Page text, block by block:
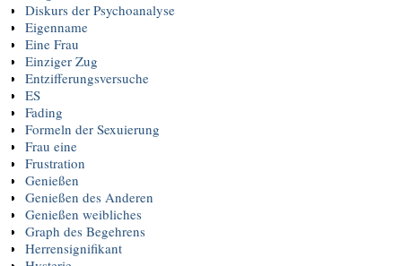
Diskurs der Psychoanalyse
Eigenname
Eine Frau
Einziger Zug
Entzifferungsversuche
ES
Fading
Formeln der Sexuierung
Frau eine
Frustration
Genießen
Genießen des Anderen
Genießen weibliches
Graph des Begehrens
Herrensignifikant